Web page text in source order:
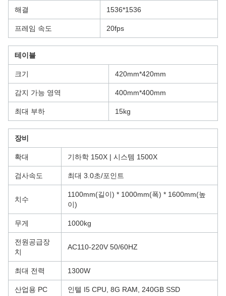
해결 1536*1536
프레임 속도 20fps
테이블
크기 420mm*420mm
감지 가능 영역 400mm*400mm
최대 부하 15kg
장비
확대 기하학 150X | 시스템 1500X
검사속도 최대 3.0초/포인트
치수
1100mm(길이) * 1000mm(폭) * 1600mm(높
이)
무게 1000kg
전원공급장
치
AC110-220V 50/60HZ
최대 전력 1300W
산업용 PC 인텔 I5 CPU, 8G RAM, 240GB SSD